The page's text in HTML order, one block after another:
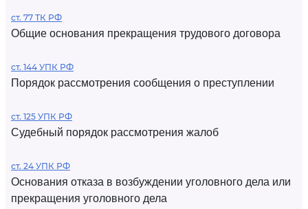
ст. 77 ТК РФ
Общие основания прекращения трудового договора
ст. 144 УПК РФ
Порядок рассмотрения сообщения о преступлении
ст. 125 УПК РФ
Судебный порядок рассмотрения жалоб
ст. 24 УПК РФ
Основания отказа в возбуждении уголовного дела или
прекращения уголовного дела